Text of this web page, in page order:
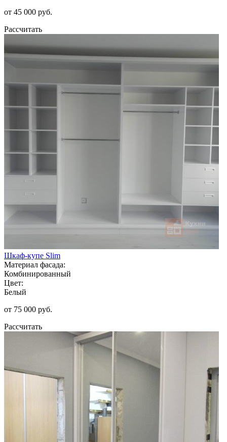
от 45 000 руб.
Рассчитать
Шкаф-купе Slim
Материал фасада:
Комбинированный
Цвет:
Белый
от 75 000 руб.
Рассчитать